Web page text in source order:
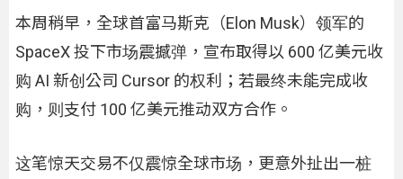
本周稍早，全球首富马斯克（Elon Musk）领军的
SpaceX 投下市场震撼弹，宣布取得以 600 亿美元收
购 AI 新创公司 Cursor 的权利；若最终未能完成收
购，则支付 100 亿美元推动双方合作。
这笔惊天交易不仅震惊全球市场，更意外扯出一桩